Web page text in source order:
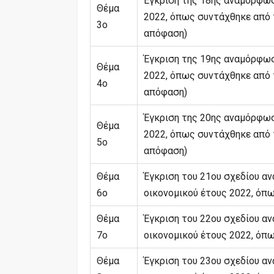
Θέμα
3ο
2022, όπως συντάχθηκε από
απόφαση)
Θέμα
4ο
Έγκριση της 19ης
2022, όπως συντάχθηκε από
απόφαση)
Θέμα
5ο
Έγκριση της 20ης
2022, όπως συντάχθηκε από
απόφαση)
Θέμα
6ο
Έγκριση του 21ου σχεδίου
οικονομικού έτους 2022,
Θέμα
7ο
Έγκριση του 22ου σχεδίου
οικονομικού έτους 2022,
Θέμα
Έγκριση του 23ου σχεδίου